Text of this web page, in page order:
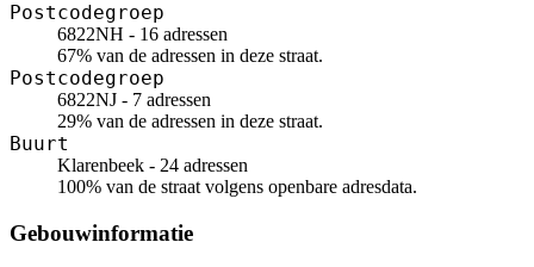
Postcodegroep
6822NH - 16 adressen
67% van de adressen in deze straat.
Postcodegroep
6822NJ - 7 adressen
29% van de adressen in deze straat.
Buurt
Klarenbeek - 24 adressen
100% van de straat volgens openbare adresdata.
Gebouwinformatie